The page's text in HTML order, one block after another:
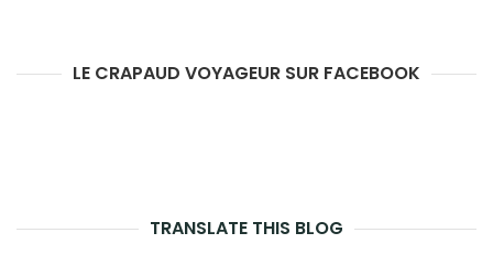
LE CRAPAUD VOYAGEUR SUR FACEBOOK
TRANSLATE THIS BLOG